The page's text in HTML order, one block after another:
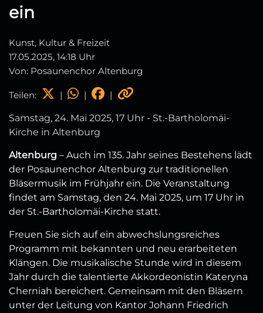
ein
Kunst, Kultur & Freizeit
17.05.2025, 14:18 Uhr
Von: Posaunenchor Altenburg
Teilen: | | |
Samstag, 24. Mai 2025, 17 Uhr - St.-Bartholomäi-
Kirche in Altenburg
Altenburg – Auch im 135. Jahr seines Bestehens lädt
der Posaunenchor Altenburg zur traditionellen
Bläsermusik im Frühjahr ein. Die Veranstaltung
findet am Samstag, den 24. Mai 2025, um 17 Uhr in
der St.-Bartholomäi-Kirche statt.
Freuen Sie sich auf ein abwechslungsreiches
Programm mit bekannten und neu erarbeiteten
Klängen. Die musikalische Stunde wird in diesem
Jahr durch die talentierte Akkordeonistin Kateryna
Cherniah bereichert. Gemeinsam mit den Bläsern
unter der Leitung von Kantor Johann Friedrich